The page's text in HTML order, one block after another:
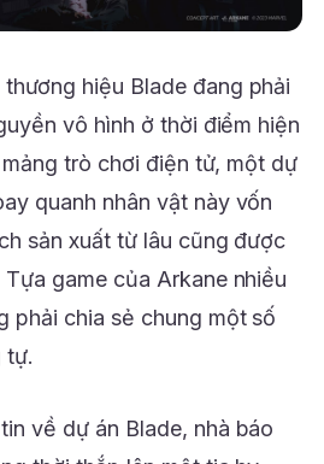
hiệu Blade đang phải
vô hình ở thời điểm hiện
trò chơi điện tử, một dự
quanh nhân vật này vốn
sản xuất từ lâu cũng được
game của Arkane nhiều
phải chia sẻ chung một số
tự.
về dự án Blade, nhà báo